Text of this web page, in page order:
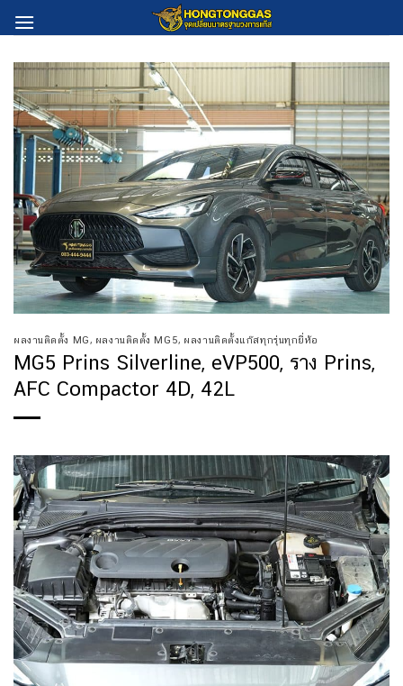
to
ผลงานติดตั้ง MG , ผลงานติดตั้ง MG5, ผลงานติดตั้งแก๊สทุกรุ่นทุกยี่ห้อ
MG5 Prins Silverline, eVP500, ราง Prins,
AFC Compactor 4D, 42L